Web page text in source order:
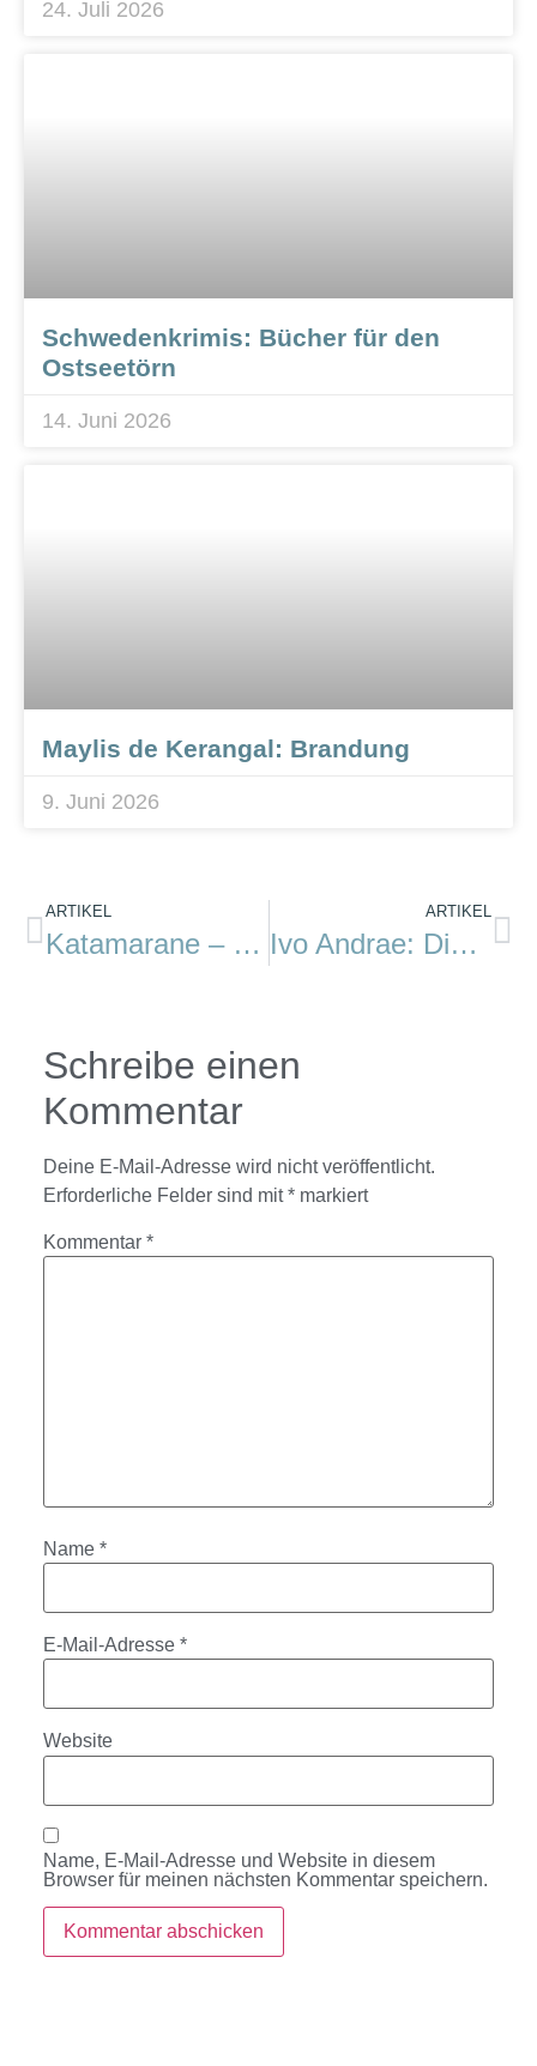
24. Juli 2026
Schwedenkrimis: Bücher für den
Ostseetörn
14. Juni 2026
Maylis de Kerangal: Brandung
9. Juni 2026
ARTIKEL
Katamarane – das neue Buch
ARTIKEL
Ivo Andrae: Die Reise in einem Cocktailshaker
Schreibe einen
Kommentar
Deine E-Mail-Adresse wird nicht veröffentlicht.
Erforderliche Felder sind mit* markiert
Kommentar *
Name *
E-Mail-Adresse *
Website
Name, E-Mail-Adresse und Website in diesem
Browser für meinen nächsten Kommentar speichern.